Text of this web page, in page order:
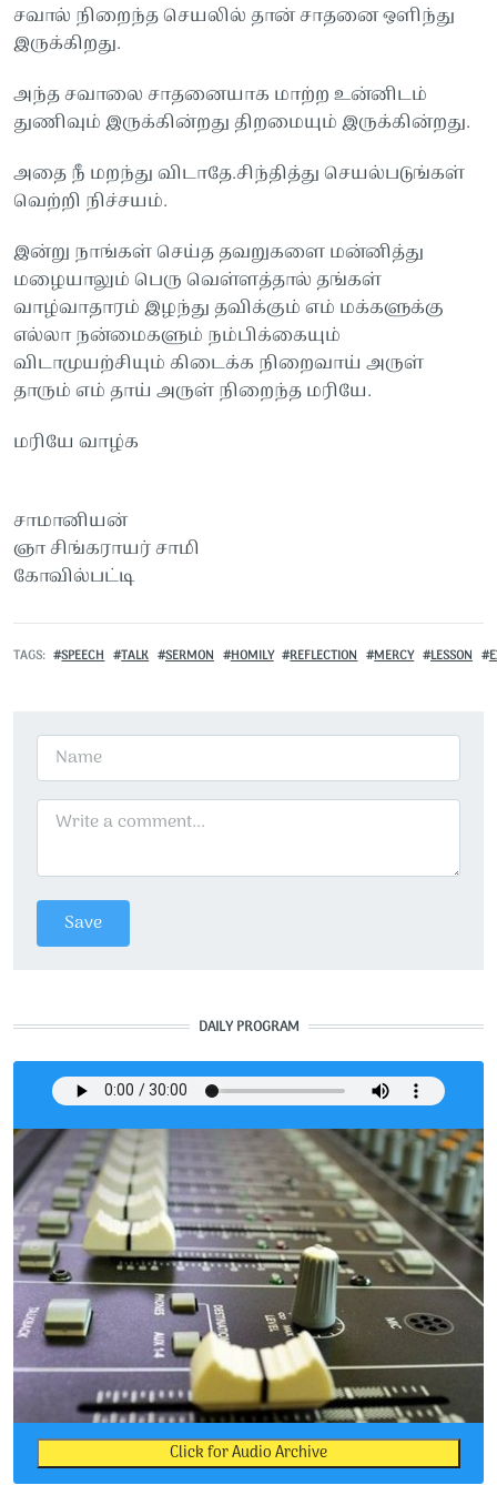
சவால் நிறைந்த செயலில் தான் சாதனை ஒளிந்து
இருக்கிறது.
அந்த சவாலை சாதனையாக மாற்ற உன்னிடம்
துணிவும் இருக்கின்றது திறமையும் இருக்கின்றது.
அதை நீ மறந்து விடாதே.சிந்தித்து செயல்படுங்கள்
வெற்றி நிச்சயம்.
இன்று நாங்கள் செய்த தவறுகளை மன்னித்து
மழையாலும் பெரு வெள்ளத்தால் தங்கள்
வாழ்வாதாரம் இழந்து தவிக்கும் எம் மக்களுக்கு
எல்லா நன்மைகளும் நம்பிக்கையும்
விடாமுயற்சியும் கிடைக்க நிறைவாய் அருள்
தாரும் எம் தாய் அருள் நிறைந்த மரியே.
மரியே வாழ்க
சாமானியன்
ஞா சிங்கராயர் சாமி
கோவில்பட்டி
TAGS SPEECH TALK SERMON HOMILY REFLECTION MERCY LESSON
DAILY PROGRAM
Click for Audio Archive